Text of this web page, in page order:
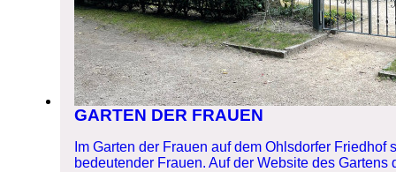
GARTEN DER FRAUEN
Im Garten der Frauen auf dem Ohlsdorfer Friedhof
bedeutender Frauen. Auf der Website des